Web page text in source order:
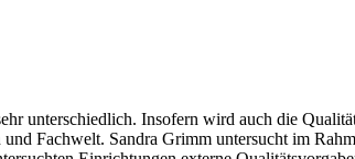
unterschiedlich. Insofern wird auch die
Fachwelt. Sandra Grimm untersucht im